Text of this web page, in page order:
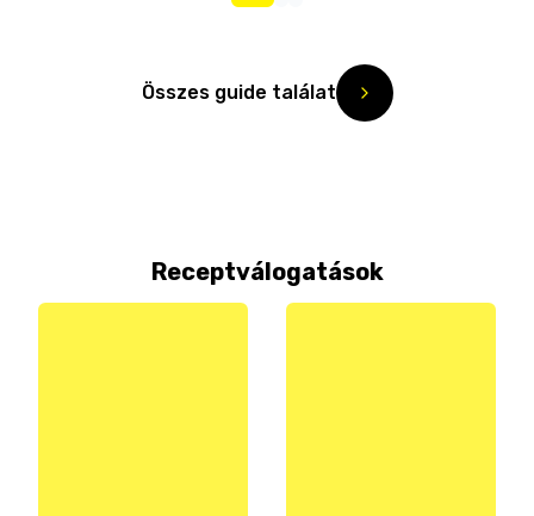
Összes guide találat
Receptválogatások